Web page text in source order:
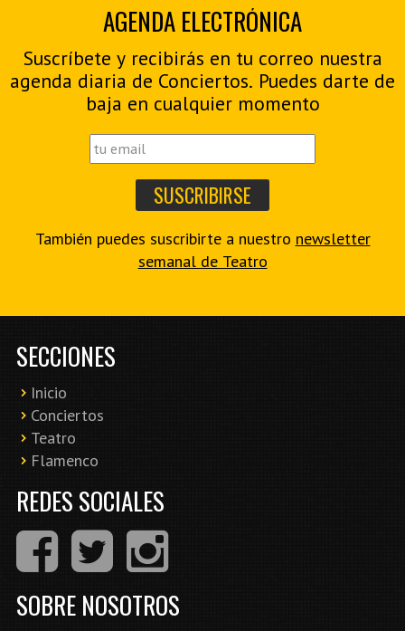
AGENDA ELECTRÓNICA
Suscríbete y recibirás en tu correo nuestra
agenda diaria de Conciertos. Puedes darte de
baja en cualquier momento
También puedes suscribirte a nuestro newsletter
semanal de Teatro
SECCIONES
Inicio
Conciertos
Teatro
Flamenco
REDES SOCIALES
SOBRE NOSOTROS